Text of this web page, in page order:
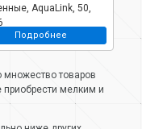
AquaLink, 50,
Подробнее
множество товаров
приобрести мелким и